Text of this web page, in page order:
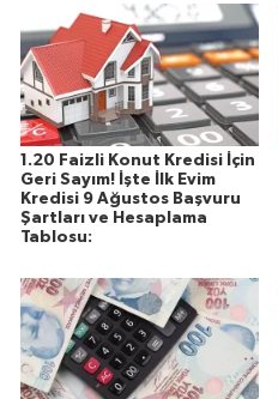
1.20 Faizli Konut Kredisi İçin
Geri Sayım! İşte İlk Evim
Kredisi 9 Ağustos Başvuru
Şartları ve Hesaplama
Tablosu: